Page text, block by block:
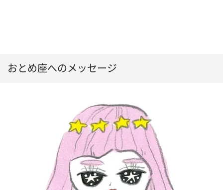
おとめ座へのメッセージ